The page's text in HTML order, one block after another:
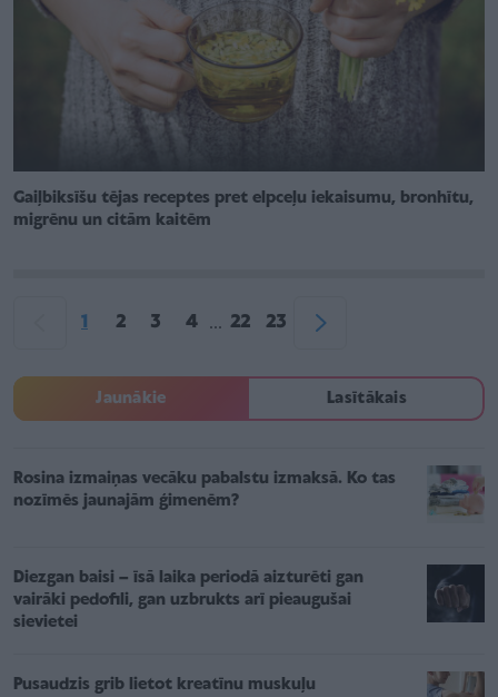
Gaiļbiksīšu tējas receptes pret elpceļu iekaisumu, bronhītu,
migrēnu un citām kaitēm
1 2 3 4 ... 22 23
Jaunākie Lasītākais
Rosina izmaiņas vecāku pabalstu izmaksā. Ko tas
nozīmēs jaunajām ģimenēm?
Diezgan baisi – īsā laika periodā aizturēti gan
vairāki pedofili, gan uzbrukts arī pieaugušai
sievietei
Pusaudzis grib lietot kreatīnu muskuļu